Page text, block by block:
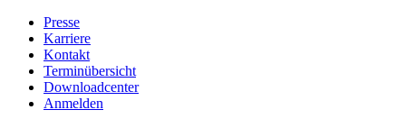
Presse
Karriere
Kontakt
Terminübersicht
Downloadcenter
Anmelden